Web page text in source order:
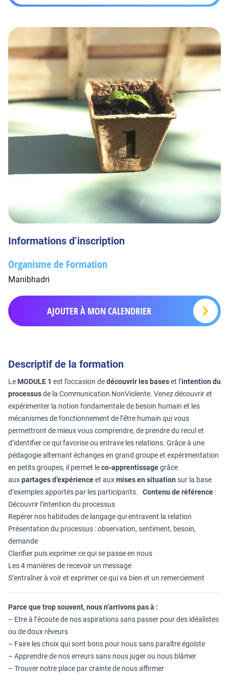
Informations d’inscription
Organisme de Formation
Manibhadri
AJOUTER À MON CALENDRIER
Descriptif de la formation
Le MODULE 1 est l’occasion dedécouvrir les baseset l’intention du
processusde la Communication NonViolente. Venez découvrir et
expérimenter la notion fondamentale de besoin humain et les
mécanismes de fonctionnement de l’être humain qui vous
permettront de mieux vous comprendre, de prendre du recul et
d’identifier ce qui favorise ou entrave les relations. Grâce à une
pédagogie alternant échanges en grand groupe et expérimentation
en petits groupes, il permet leco-apprentissagegrâce
auxpartages d’expérienceet auxmises en situation sur la base
d’exemples apportés par les participants. Contenu de référence :
Découvrir l’intention du processus
Repérer nos habitudes de langage qui entravent la relation
Présentation du processus : observation, sentiment, besoin,
demande
Clarifier puis exprimer ce qui se passe en nous
Les 4 manières de recevoir un message
S’entraîner à voir et exprimer ce qui va bien et un remerciement
Parce que trop souvent, nous n’arrivons pas à :
– Etre à l’écoute de nos aspirations sans passer pour des idéalistes
ou de doux rêveurs
– Faire les choix qui sont bons pour nous sans paraître égoïste
– Apprendre de nos erreurs sans nous juger ou nous blâmer
– Trouver notre place par crainte de nous affirmer